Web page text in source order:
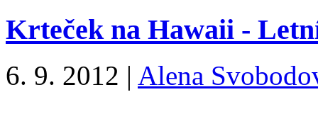
Krteček na Hawaii -
6. 9. 2012 | Alena